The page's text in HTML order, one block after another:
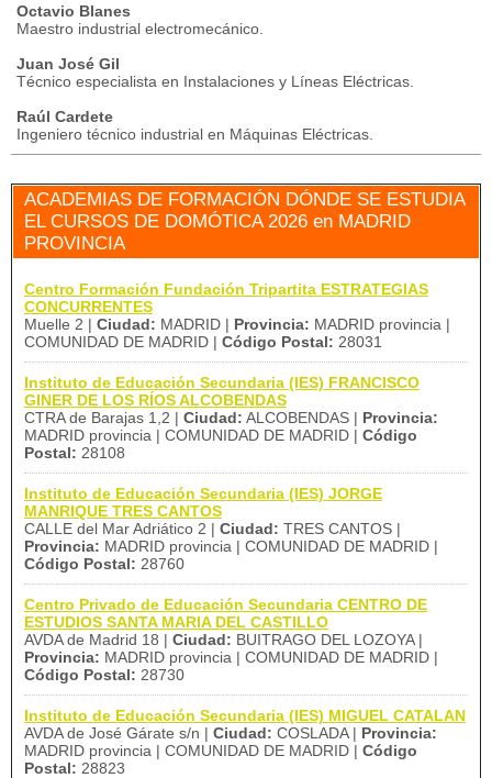
Octavio Blanes
Maestro industrial electromecánico.
Juan José Gil
Técnico especialista en Instalaciones y Líneas Eléctricas.
Raúl Cardete
Ingeniero técnico industrial en Máquinas Eléctricas.
ACADEMIAS DE FORMACIÓN DÓNDE SE ESTUDIA
EL CURSOS DE DOMÓTICA 2026 en MADRID
PROVINCIA
Centro Formación Fundación Tripartita ESTRATEGIAS
CONCURRENTES
Muelle 2 | Ciudad: MADRID | Provincia: MADRID provincia |
COMUNIDAD DE MADRID | Código Postal: 28031
Instituto de Educación Secundaria (IES) FRANCISCO
GINER DE LOS RÍOS ALCOBENDAS
CTRA de Barajas 1,2 | Ciudad: ALCOBENDAS | Provincia:
MADRID provincia | COMUNIDAD DE MADRID | Código
Postal: 28108
Instituto de Educación Secundaria (IES) JORGE
MANRIQUE TRES CANTOS
CALLE del Mar Adriático 2 | Ciudad: TRES CANTOS |
Provincia: MADRID provincia | COMUNIDAD DE MADRID |
Código Postal: 28760
Centro Privado de Educación Secundaria CENTRO DE
ESTUDIOS SANTA MARIA DEL CASTILLO
AVDA de Madrid 18 | Ciudad: BUITRAGO DEL LOZOYA |
Provincia: MADRID provincia | COMUNIDAD DE MADRID |
Código Postal: 28730
Instituto de Educación Secundaria (IES) MIGUEL CATALAN
AVDA de José Gárate s/n | Ciudad: COSLADA | Provincia:
MADRID provincia | COMUNIDAD DE MADRID | Código
Postal: 28823